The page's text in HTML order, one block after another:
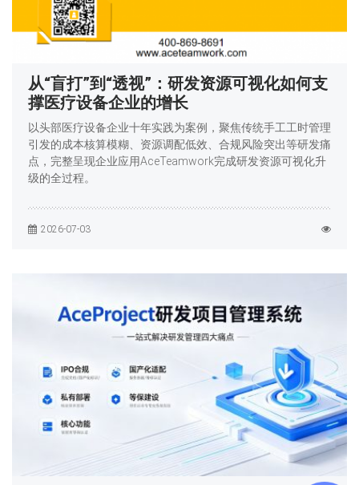
从“盲打”到“透视”：研发资源可视化如何支
撑医疗设备企业的增长
以头部医疗设备企业十年实践为案例，聚焦传统手工工时管理
引发的成本核算模糊、资源调配低效、合规风险突出等研发痛
点，完整呈现企业应用AceTeamwork完成研发资源可视化升
级的全过程。
2026-07-03